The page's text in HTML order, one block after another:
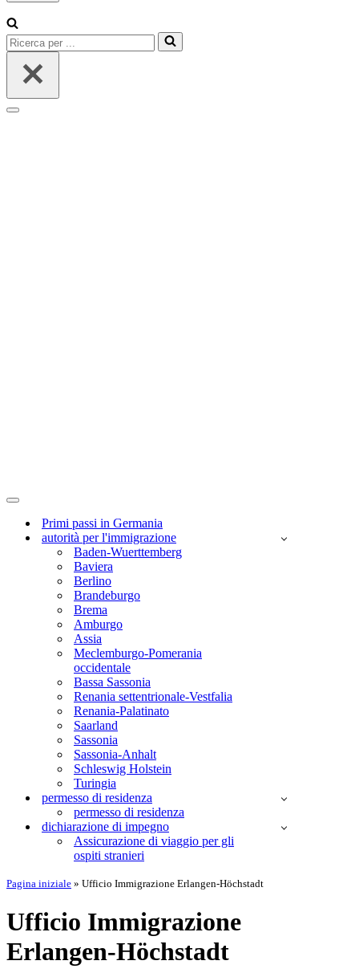
Ricerca
per
Menu
Menu
navigazionePrimi passi in Germania
autorità per l'immigrazione
Baden-Wuerttemberg
Baviera
Berlino
Brandeburgo
Brema
Amburgo
Assia
Meclemburgo-Pomerania
occidentale
Bassa Sassonia
Renania settentrionale-Vestfalia
Renania-Palatinato
Saarland
Sassonia
Sassonia-Anhalt
Schleswig Holstein
Turingia
permesso di residenza
permesso di residenza
dichiarazione di impegno
Assicurazione di viaggio per gli
ospiti stranieri
Pagina iniziale » Ufficio Immigrazione Erlangen-Höchstadt
Ufficio Immigrazione
Erlangen-Höchstadt